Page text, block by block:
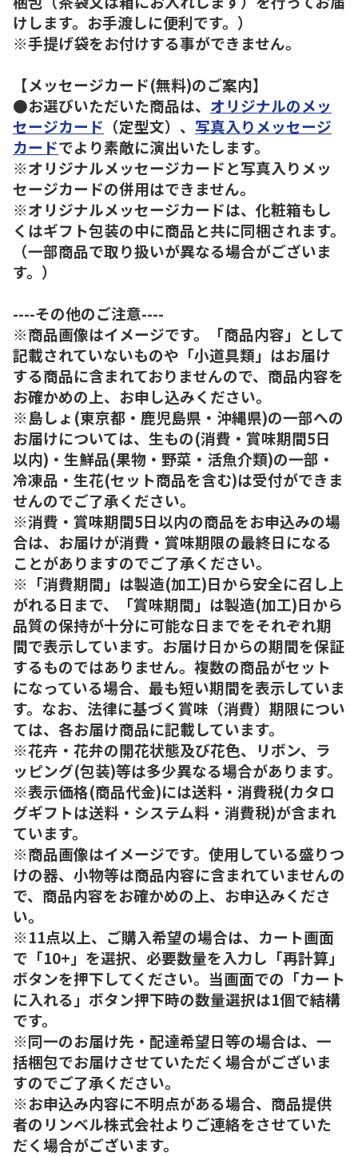
けします。お手渡しに便利です。）
※手提げ袋をお付けする事ができません。
【メッセージカード(無料)のご案内】
●お選びいただいた商品は、 オリジナルのメッ
セージカード （定型文）、 写真入りメッセージ
カードでより素敵に演出いたします。
※オリジナルメッセージカードと写真入りメッ
セージカードの併用はできません。
※オリジナルメッセージカードは、化粧箱もし
くはギフト包装の中に商品と共に同梱されます。
（一部商品で取り扱いが異なる場合がございま
す。）
----その他のご注意----
※商品画像はイメージです。「商品内容」として
記載されていないものや「小道具類」はお届け
する商品に含まれておりませんので、商品内容を
お確かめの上、お申し込みください。
※島しょ(東京都・鹿児島県・沖縄県)の一部への
お届けについては、生もの(消費・賞味期間5日
以内)・生鮮品(果物・野菜・活魚介類)の一部・
冷凍品・生花(セット商品を含む)は受付ができま
せんのでご了承ください。
※消費・賞味期間5日以内の商品をお申込みの場
合は、お届けが消費・賞味期限の最終日になる
ことがありますのでご了承ください。
※「消費期間」は製造(加工)日から安全に召し上
がれる日まで、「賞味期間」は製造(加工)日から
品質の保持が十分に可能な日までをそれぞれ期
間で表示しています。お届け日からの期間を保証
するものではありません。複数の商品がセット
になっている場合、最も短い期間を表示していま
す。なお、法律に基づく賞味（消費）期限につい
ては、各お届け商品に記載しています。
※花卉・花弁の開花状態及び花色、リボン、ラ
ッピング(包装)等は多少異なる場合があります。
※表示価格(商品代金)には送料・消費税(カタロ
グギフトは送料・システム料・消費税)が含まれ
ています。
※商品画像はイメージです。使用している盛りつ
けの器、小物等は商品内容に含まれていませんの
で、商品内容をお確かめの上、お申込みくださ
い。
※11点以上、ご購入希望の場合は、カート画面
で「10+」を選択、必要数量を入力し「再計算」
ボタンを押下してください。当画面での「カート
に入れる」ボタン押下時の数量選択は1個で結構
です。
※同一のお届け先・配達希望日等の場合は、一
括梱包でお届けさせていただく場合がございま
すのでご了承ください。
※お申込み内容に不明点がある場合、商品提供
者のリンベル株式会社よりご連絡をさせていた
だく場合がございます。